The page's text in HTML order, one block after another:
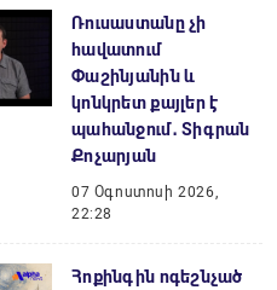
Ռուսաստանը չի
հավատում
Փաշինյանին և
կոնկրետ քայլեր է
պահանջում․ Տիգրան
Քոչարյան
07 Օգոստոսի 2026,
22:28
Հոքինգին ոգեշնչած